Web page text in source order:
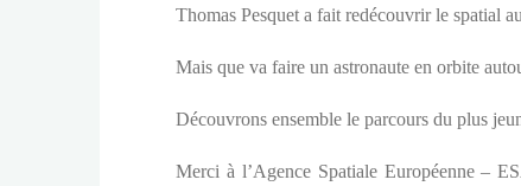
Thomas Pesquet a fait redécouvrir le spatial
Mais que va faire un astronaute en orbite
Découvrons ensemble le parcours du plus
Merci à l’Agence Spatiale Européenne –